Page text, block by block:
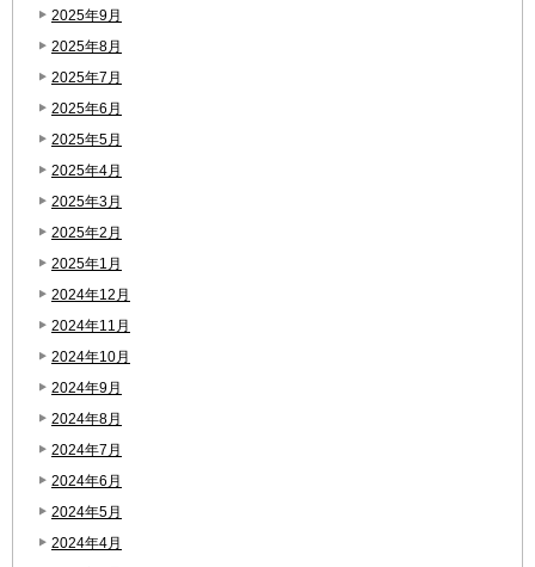
2025年9月
2025年8月
2025年7月
2025年6月
2025年5月
2025年4月
2025年3月
2025年2月
2025年1月
2024年12月
2024年11月
2024年10月
2024年9月
2024年8月
2024年7月
2024年6月
2024年5月
2024年4月